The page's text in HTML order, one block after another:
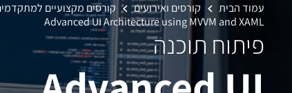
עמוד הבית קורסים ואירועים
קורסים מקצועיים
Advanced UI Architecture using MVVM and XAML
פיתוח תוכנה